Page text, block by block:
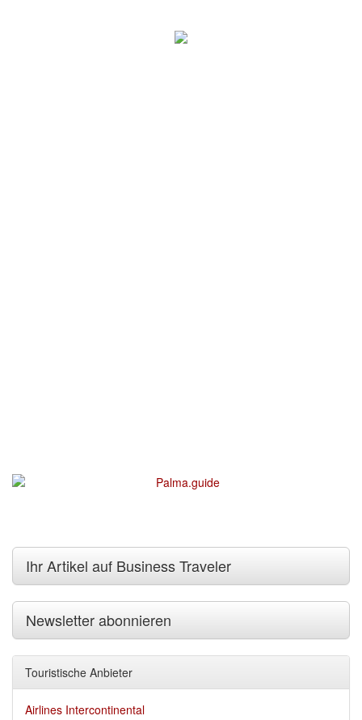
Ihr Artikel auf Business Traveler
Newsletter abonnieren
Touristische Anbieter
Airlines Intercontinental